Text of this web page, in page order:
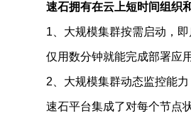
速石拥有在云上短时间组织
1、大规模集群按需启动，即
仅用数分钟就能完成部署应用
2、大规模集群动态监控能力
速石平台集成了对每个节点状